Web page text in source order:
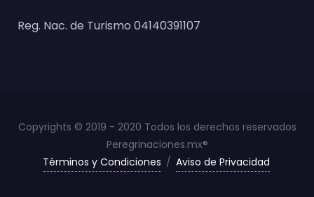
Reg. Nac. de Turismo 04140391107
Copyrights © 2019 - 2020 Todos los derechos reservados
Peregrinaciones.mx®
Términos y Condiciones / Aviso de Privacidad